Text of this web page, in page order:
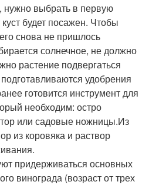
нужно выбрать в первую
будет посажен. Чтобы
снова не пришлось
солнечное, не должно
растение подвергаться
удобрения
готовится инструмент для
необходим: остро
или садовые ножницы.Из
из коровяка и раствор
придерживаться основных
винограда (возраст от трех